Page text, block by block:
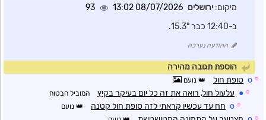
מיקום: ירושלים 08/07/2026 13:02
93
ב-12:40 כבר 15.3°.
ההודעה נערכה
הוספת תגובה מהירה
☼
o סופת חול נועם
☼
● עלעול חול, רואה את זה כל יום בעיקר בקיץ המוביל הבטוח
☼
o חח עד עכשיו קראתי לזה סופת חול קטנה נועם
☼